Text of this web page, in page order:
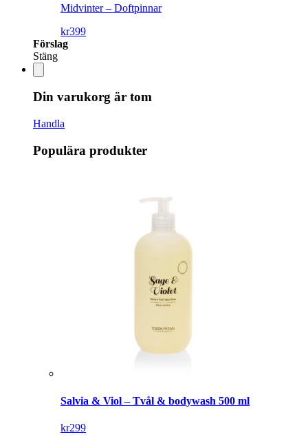
Midvinter – Doftpinnar
kr399
Förslag
Stäng
Din varukorg är tom
Handla
Populära produkter
Salvia & Viol – Tvål & bodywash 500 ml
kr299